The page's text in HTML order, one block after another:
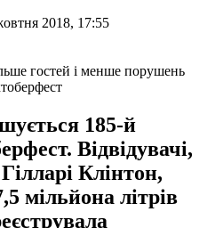
2018, 17:55
185-й
Відвідувачі,
Клінтон,
мільйона літрів